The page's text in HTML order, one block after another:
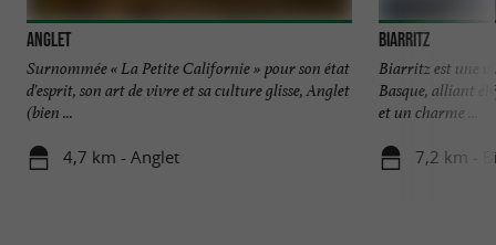
Anglet
Surnommée « La Petite Californie » pour son état
d'esprit, son art de vivre et sa culture glisse, Anglet
(bien ...
4,7 km - Anglet
Biarritz
Biarritz est une
Basque, alliant
et un charme ...
7,2 km -